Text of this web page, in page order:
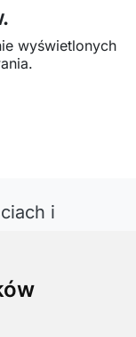
wyświetlonych
i
W tym celu